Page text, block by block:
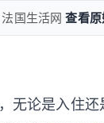
法国生活网 查看
无论是入住